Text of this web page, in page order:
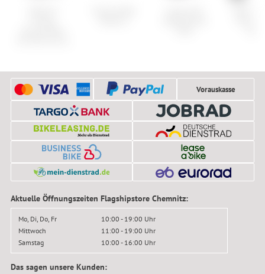
Vorauskasse
Aktuelle Öffnungszeiten Flagshipstore Chemnitz:
Mo, Di, Do, Fr
10:00 - 19:00 Uhr
Mittwoch
11:00 - 19:00 Uhr
Samstag
10:00 - 16:00 Uhr
Das sagen unsere Kunden: